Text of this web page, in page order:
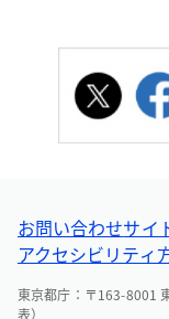
お問い合わせサイ
アクセシビリティ
東京都庁：〒163-8001
表）